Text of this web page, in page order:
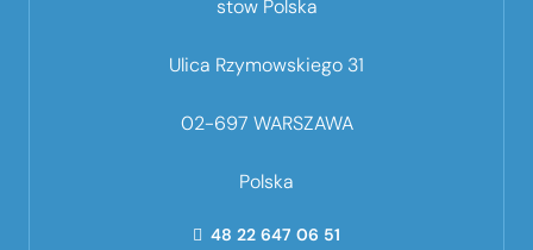
stow Polska
Ulica Rzymowskiego 31
02-697 WARSZAWA
Polska
48 22 647 06 51